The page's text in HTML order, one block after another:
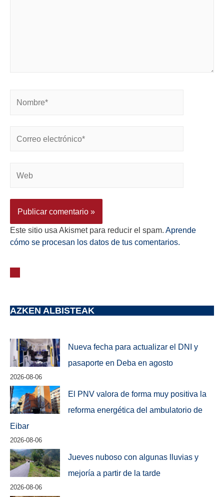
Este sitio usa Akismet para reducir el spam. Aprende
cómo se procesan los datos de tus comentarios.
AZKEN ALBISTEAK
Nueva fecha para actualizar el DNI y
pasaporte en Deba en agosto
2026-08-06
El PNV valora de forma muy positiva la
reforma energética del ambulatorio de
Eibar
2026-08-06
Jueves nuboso con algunas lluvias y
mejoría a partir de la tarde
2026-08-06